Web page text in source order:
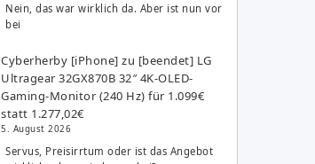
Nein, das war wirklich da. Aber ist nun vor
bei
Cyberherby [iPhone] zu [beendet] LG
Ultragear 32GX870B 32″ 4K-OLED-
Gaming-Monitor (240 Hz) für 1.099€
statt 1.277,02€
5. August 2026
Servus, Preisirrtum oder ist das Angebot